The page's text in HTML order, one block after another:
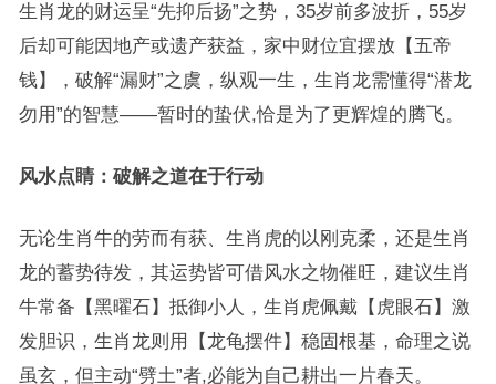
生肖龙的财运呈“先抑后扬”之势，35岁前多波折，55岁
后却可能因地产或遗产获益，家中财位宜摆放【五帝
钱】，破解“漏财”之虞，纵观一生，生肖龙需懂得“潜龙
勿用”的智慧——暂时的蛰伏,恰是为了更辉煌的腾飞。
风水点睛：破解之道在于行动
无论生肖牛的劳而有获、生肖虎的以刚克柔，还是生肖
龙的蓄势待发，其运势皆可借风水之物催旺，建议生肖
牛常备【黑曜石】抵御小人，生肖虎佩戴【虎眼石】激
发胆识，生肖龙则用【龙龟摆件】稳固根基，命理之说
虽玄，但主动“劈土”者,必能为自己耕出一片春天。